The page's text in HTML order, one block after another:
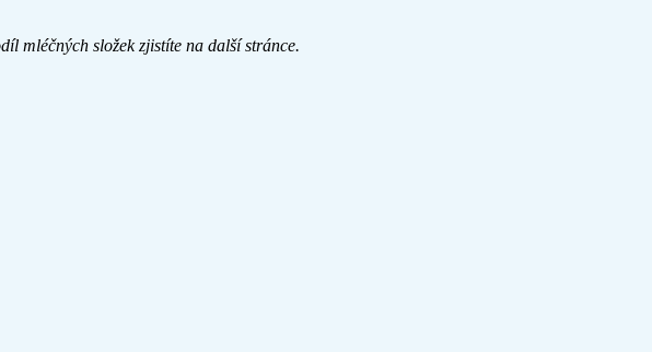
mléčných složek zjistíte na další stránce.